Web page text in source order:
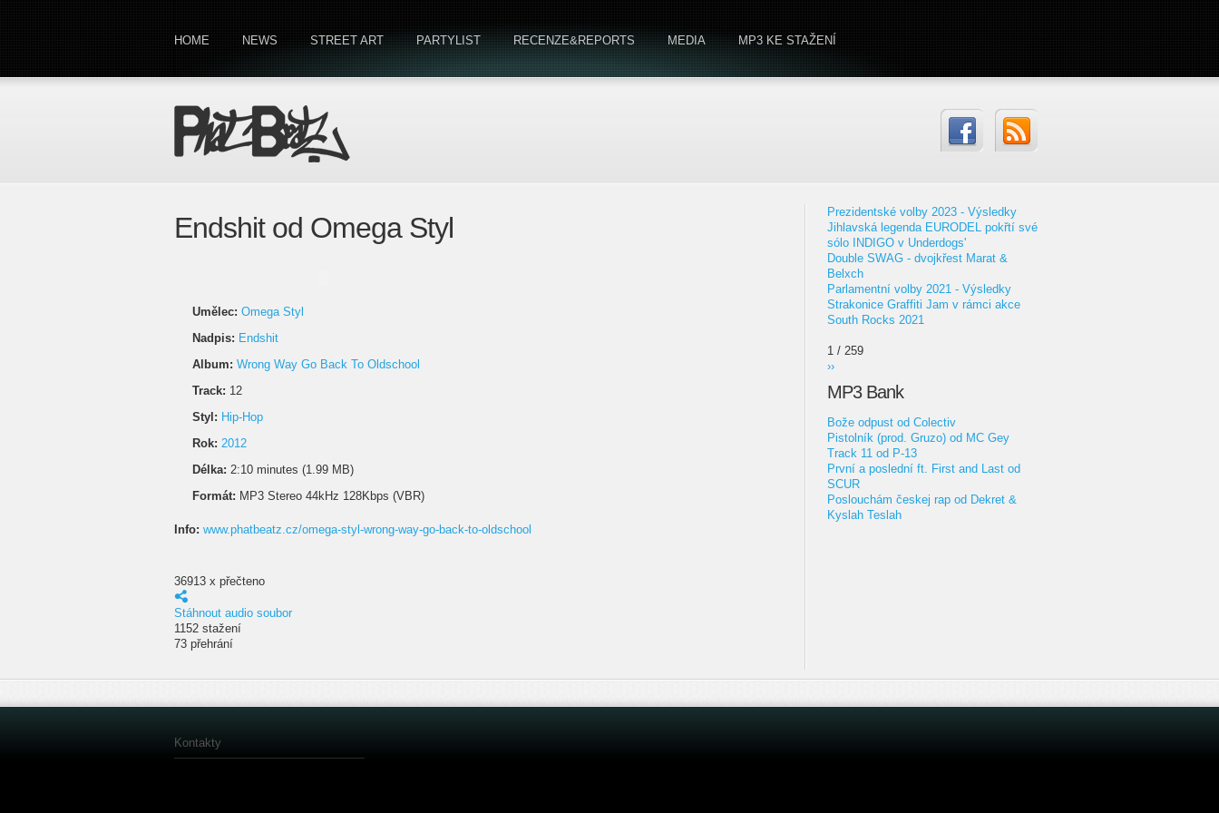
HOME NEWS STREET ART PARTYLIST RECENZE&REPORTS MEDIA MP3 KE STAŽENÍ
Endshit od Omega Styl
Umělec: Omega Styl
Nadpis: Endshit
Album: Wrong Way Go Back To Oldschool
Track: 12
Styl: Hip-Hop
Rok: 2012
Délka: 2:10 minutes (1.99 MB)
Formát: MP3 Stereo 44kHz 128Kbps (VBR)
Info: www.phatbeatz.cz/omega-styl-wrong-way-go-back-to-oldschool
36913 x přečteno
Stáhnout audio soubor
1152 stažení
73 přehrání
Prezidentské volby 2023 - Výsledky
Jihlavská legenda EURODEL pokřtí své
sólo INDIGO v Underdogs'
Double SWAG - dvojkřest Marat &
Belxch
Parlamentní volby 2021 - Výsledky
Strakonice Graffiti Jam v rámci akce
South Rocks 2021
1 / 259
››
MP3 Bank
Bože odpust od Colectiv
Pistolník (prod. Gruzo) od MC Gey
Track 11 od P-13
První a poslední ft. First and Last od
SCUR
Poslouchám českej rap od Dekret &
Kyslah Teslah
Kontakty